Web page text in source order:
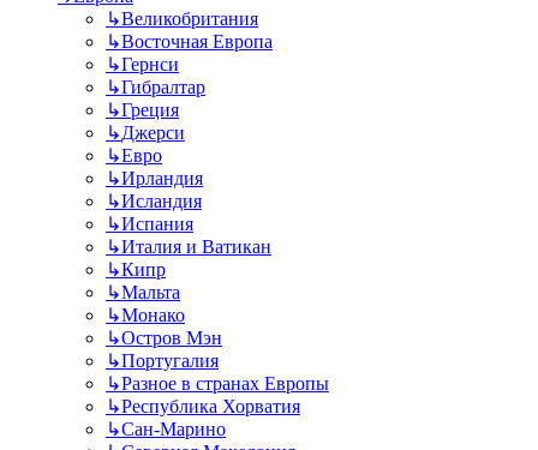
↳Великобритания
↳Восточная Европа
↳Гернси
↳Гибралтар
↳Греция
↳Джерси
↳Евро
↳Ирландия
↳Исландия
↳Испания
↳Италия и Ватикан
↳Кипр
↳Мальта
↳Монако
↳Остров Мэн
↳Португалия
↳Разное в странах Европы
↳Республика Хорватия
↳Сан-Марино